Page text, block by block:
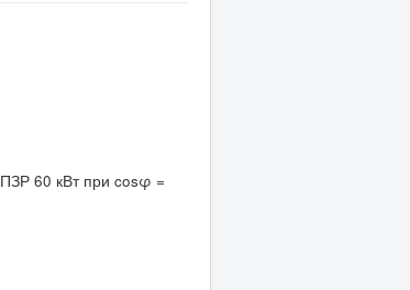
60 кВт при cosφ =